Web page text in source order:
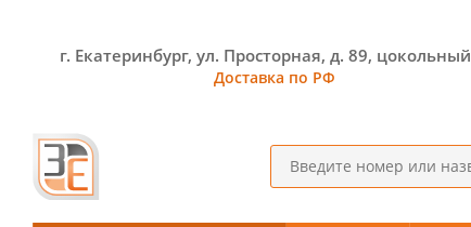
г. Екатеринбург, ул. Просторная, д. 89,
Доставка по РФ